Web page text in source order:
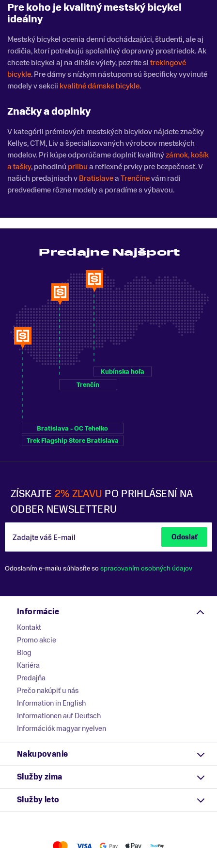
Pre koho je kvalitný mestský bicykel
ideálny
Mestský bicykel ocenia denní dochádzajúci, študenti, ale aj
rodičia, ktorí potrebujú spoľahlivý dopravný prostriedok. Ak
chcete bicykel aj na dlhšie výlety, pozrite sitrekingové
bicykle. Pre dámy s nízkym nástupom sú špecificky vyvinuté
modely v sekcii kvalitné dámske bicykle.
Značky a doplnky
V kategórii prémiových mestských bicyklov nájdete značky
Kellys, CTM, Liv a špecializovaných výrobcov mestských
modelov. Pri kúpe odporúčame doplniť kvalitnýzámok, košík
a tašky, pohodlnú prilbua reflexné prvky pre bezpečnosť. V
našich predajniach vBratislaveaTrenčínevám radi
predvedieme rôzne modely a poradíme s výbavou.
ZÍSKAJTE 2% ZĽAVU PO PRIHLÁSENÍ NA
ODBER NEWSLETTERU
Zadajte váš E-mail Odoslať
Odoslaním e-mailu súhlasíte sospracovaním osobných údajov
Predajne Najšport
Bratislava - OC Tehelko
Trek Flagship Store Bratislava
Trenčín
Kubínska hoľa
Informácie
Kontakt
Promo akcie
Blog
Kariéra
Predajňa
Prečo nakúpiť u nás
Information in English
Informationen auf Deutsch
Információk magyar nyelven
Nakupovanie
Služby zima
Služby leto